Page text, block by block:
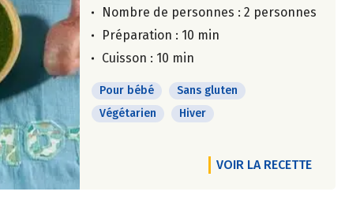
Nombre de personnes : 2 personnes
Préparation : 10 min
Cuisson : 10 min
Pour bébé
Sans gluten
Végétarien
Hiver
VOIR LA RECETTE